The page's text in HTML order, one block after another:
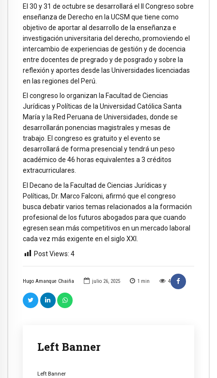
Hugo Amanque Chaiña julio 26, 2025 1 min 4
Left Banner
Left Banner
El 30 y 31 de octubre se desarrollará el II Congreso sobre
enseñanza de Derecho en la UCSM que tiene como
objetivo de aportar al desarrollo de la enseñanza e
investigación universitaria del derecho, promoviendo el
intercambio de experiencias de gestión y de docencia
entre docentes de pregrado y de posgrado y sobre la
reflexión y aportes desde las Universidades licenciadas
en las regiones del Perú.
El congreso lo organizan la Facultad de Ciencias
Jurídicas y Políticas de la Universidad Católica Santa
María y la Red Peruana de Universidades, donde se
desarrollarán ponencias magistrales y mesas de
trabajo. El congreso es gratuito y el evento se
desarrollará de forma presencial y tendrá un peso
académico de 46 horas equivalentes a 3 créditos
extracurriculares.
El Decano de la Facultad de Ciencias Jurídicas y
Políticas, Dr. Marco Falconi, afirmó que el congreso
busca debatir varios temas relacionados a la formación
profesional de los futuros abogados para que cuando
egresen sean más competitivos en un mercado laboral
cada vez más exigente en el siglo XXI.
Post Views: 4